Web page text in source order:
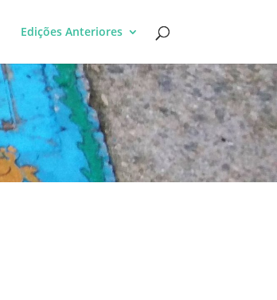
Edições Anteriores